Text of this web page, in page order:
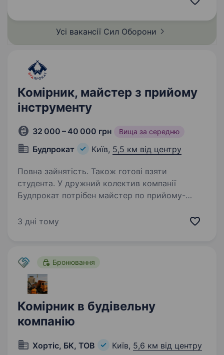
СБС ефективними…
Усі вакансії Сил Оборони
Комірник, майстер з прийому
інструменту
32 000 – 40 000 грн Вища за середню
Будпрокат Київ, 5,5 км від центру
Повна зайнятість. Також готові взяти
студента. У дружний колектив компанії
Будпрокат потрібен майстер по прийому-
метро Почайна Вимоги: Відповідальність
3 дні тому
Бронювання
Комірник в будівельну
компанію
Хортіс, БК, ТОВ Київ, 5,6 км від центру